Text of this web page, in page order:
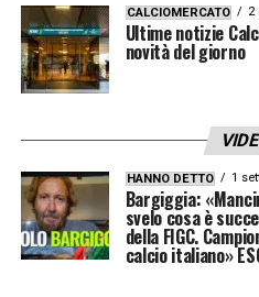
CALCIOMERCATO 2
Ultime notizie
novità del giorno
HANNO DETTO 1
Bargiggia:
svelo cosa è
della FIGC.
calcio italiano»